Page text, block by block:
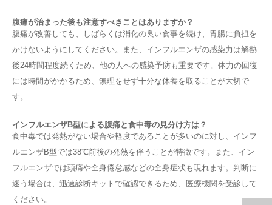
腹痛が治まった後も注意すべきことはありますか？
腹痛が改善しても、しばらくは消化の良い食事を続け、胃腸に負担を
かけないようにしてください。また、インフルエンザの感染力は解熱
後24時間程度続くため、他の人への感染予防も重要です。体力の回復
には時間がかかるため、無理をせず十分な休養を取ることが大切で
す。
インフルエンザB型による腹痛と食中毒の見分け方は？
食中毒では発熱がない場合や軽度であることが多いのに対し、インフ
ルエンザB型では38℃前後の発熱を伴うことが特徴です。また、イン
フルエンザでは頭痛や全身倦怠感などの全身症状も現れます。判断に
迷う場合は、迅速診断キットで確認できるため、医療機関を受診して
ください。